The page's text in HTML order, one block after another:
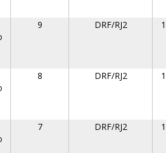
9 DRF/RJ2
8 DRF/RJ2
7 DRF/RJ2